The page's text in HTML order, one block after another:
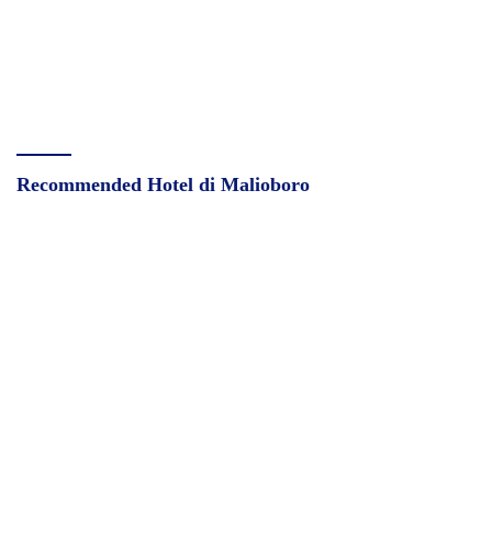
Recommended Hotel di Malioboro